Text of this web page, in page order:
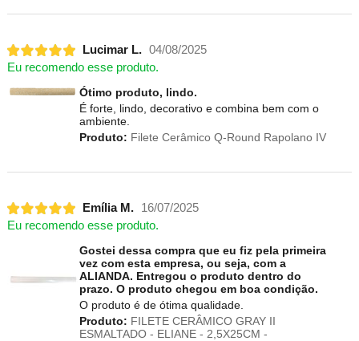
Lucimar L. 04/08/2025
Eu recomendo esse produto.
Ótimo produto, lindo.
É forte, lindo, decorativo e combina bem com o
ambiente.
Produto: Filete Cerâmico Q-Round Rapolano IV
Emília M.
16/07/2025
Eu recomendo esse produto.
Gostei dessa compra que eu fiz pela primeira
vez com esta empresa, ou seja, com a
ALIANDA. Entregou o produto dentro do
prazo. O produto chegou em boa condição.
O produto é de ótima qualidade.
Produto: FILETE CERÂMICO GRAY II
ESMALTADO - ELIANE - 2,5X25CM -